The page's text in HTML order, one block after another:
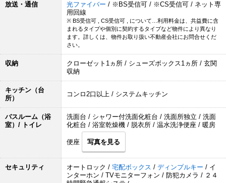
放送・通信 光ファイバー / ※BS受信可 / ※CS受信可 / ネット専
用回線
※ BS受信可 , CS受信可 , について…利用料金は、共益費に含
まれるタイプや個別に契約するタイプなど物件により異なり
ます。詳しくは、物件お取り扱い不動産会社にお問合せくだ
さい。
収納
クローゼット1ヵ所 / シューズボックス1ヵ所 / 玄関
収納
キッチン（台
所）
コンロ2口以上 / システムキッチン
バスルーム（浴
室）/ トイレ
洗面台 / シャワー付洗面化粧台 / 洗面所独立 / 洗面
化粧台 / 浴室乾燥機 / 脱衣所 / 温水洗浄便座 / 暖房
便座 写真を見る
セキュリティ オートロック / 宅配ボックス / ディンプルキー / イ
ンターホン / TVモニターフォン / 防犯カメラ / ２４